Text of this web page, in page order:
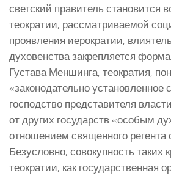
светский правитель становится
теократии, рассматриваемой
проявления иерократии,
духовенства закрепляется
Густава Меншинга, теократия,
«законодательно установленное
господство представителя
от других государств «особым
отношением священного регента
Безусловно, совокупность таких
теократии, как государственная